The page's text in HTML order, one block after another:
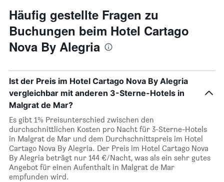
Häufig gestellte Fragen zu
Buchungen beim Hotel Cartago
Nova By Alegria
Ist der Preis im Hotel Cartago Nova By Alegria
vergleichbar mit anderen 3-Sterne-Hotels in
Malgrat de Mar?
Es gibt 1% Preisunterschied zwischen den
durchschnittlichen Kosten pro Nacht für 3-Sterne-Hotels
in Malgrat de Mar und dem Durchschnittspreis im Hotel
Cartago Nova By Alegria. Der Preis im Hotel Cartago Nova
By Alegria beträgt nur 144 €/Nacht, was als ein sehr gutes
Angebot für einen Aufenthalt in Malgrat de Mar
empfunden wird.